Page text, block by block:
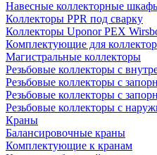
Навесные коллекторные
Коллекторы PPR под сварку
Коллекторы Uponor PEX
Комплектующие для
Магистральные коллекторы
Резьбовые коллекторы с
Резьбовые коллекторы с
Резьбовые коллекторы с
Резьбовые коллекторы с
Краны
Балансировочные краны
Комплектующие к кранам